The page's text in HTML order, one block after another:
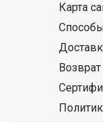
Карта